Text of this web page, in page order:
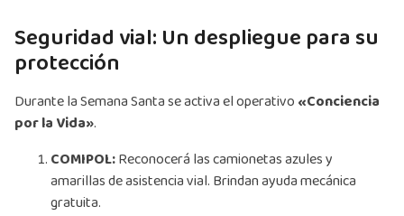
Seguridad vial: Un despliegue para su
protección
Durante la Semana Santa se activa el operativo «Conciencia
por la Vida».
COMIPOL:Reconocerá las camionetas azules y
amarillas de asistencia vial. Brindan ayuda mecánica
gratuita.